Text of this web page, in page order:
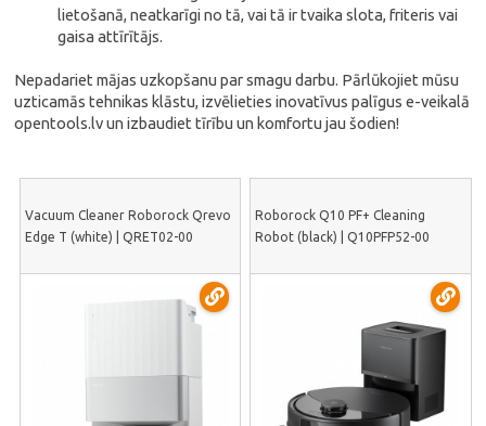
lietošanā, neatkarīgi no tā, vai tā ir tvaika slota, friteris vai
gaisa attīrītājs.
Nepadariet mājas uzkopšanu par smagu darbu. Pārlūkojiet mūsu
uzticamās tehnikas klāstu, izvēlieties inovatīvus palīgus e-veikalā
opentools.lv un izbaudiet tīrību un komfortu jau šodien!
Vacuum Cleaner Roborock Qrevo
Edge T (white) | QRET02-00
Roborock Q10 PF+ Cleaning
Robot (black) | Q10PFP52-00